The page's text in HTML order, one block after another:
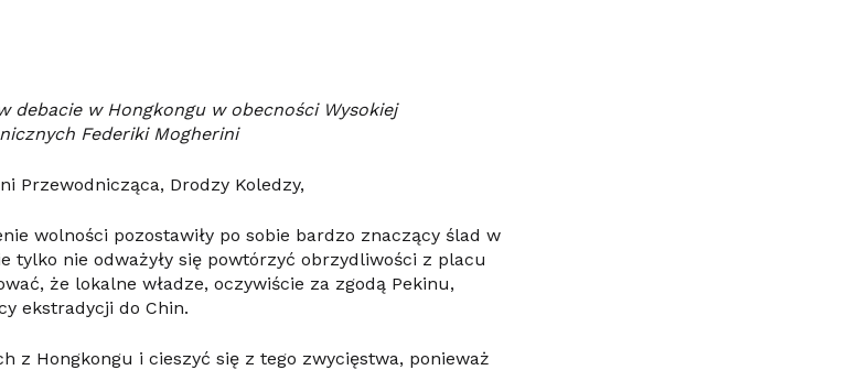
debacie w Hongkongu w obecności Wysokiej
Federiki Mogherini
Przewodnicząca, Drodzy Koledzy,
wolności pozostawiły po sobie bardzo znaczący ślad w
tylko nie odważyły się powtórzyć obrzydliwości z placu
że lokalne władze, oczywiście za zgodą Pekinu,
ekstradycji do Chin.
z Hongkongu i cieszyć się z tego zwycięstwa, ponieważ